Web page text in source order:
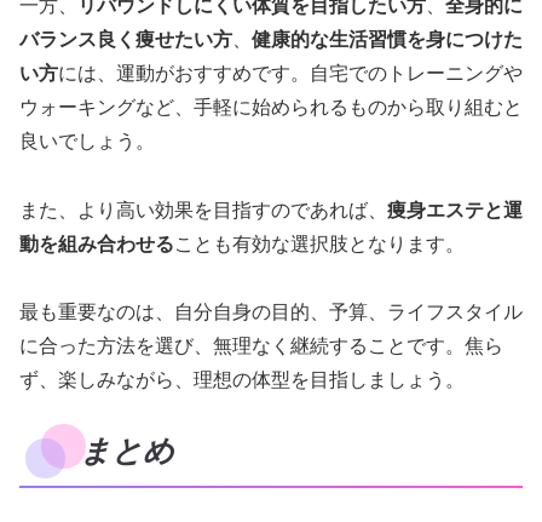
一方、 リバウンドしにくい体質を目指したい方
全身的に
バランス良く痩せたい方
健康的な生活習慣を身につけた
い方には、運動がおすすめです。自宅でのトレーニングや
ウォーキングなど、手軽に始められるものから取り組むと
良いでしょう。
また、より高い効果を目指すのであれば、 痩身エステと運
動を組み合わせることも有効な選択肢となります。
最も重要なのは、自分自身の目的、予算、ライフスタイル
に合った方法を選び、無理なく継続することです。焦ら
ず、楽しみながら、理想の体型を目指しましょう。
まとめ